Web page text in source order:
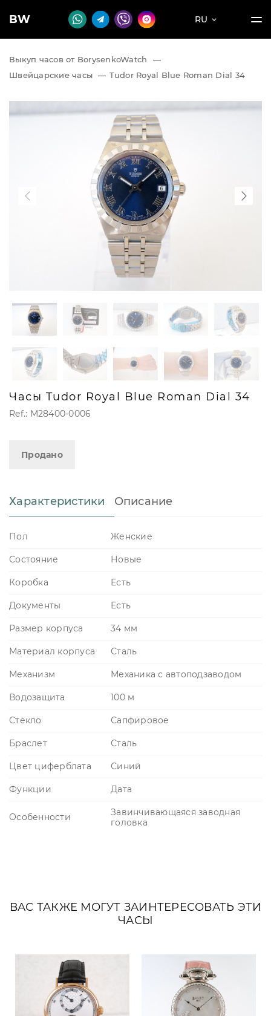
BW RU
Выкуп часов от BorysenkoWatch
—
Швейцарские часы — Tudor Royal Blue Roman Dial 34
Часы Tudor Royal Blue Roman Dial 34
Ref.: M28400-0006
Продано
Характеристики Описание
Пол Женские
Состояние Новые
Коробка Есть
Документы Есть
Размер корпуса 34 мм
Материал корпуса Сталь
Механизм Механика с автоподзаводом
Водозащита 100 м
Стекло Сапфировое
Браслет Сталь
Цвет циферблата Синий
Функции Дата
Особенности
Завинчивающаяся заводная
головка
ВАС ТАКЖЕ МОГУТ ЗАИНТЕРЕСОВАТЬ ЭТИ
ЧАСЫ